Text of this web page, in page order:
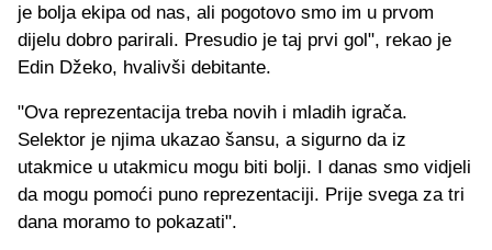
je bolja ekipa od nas, ali pogotovo smo im u prvom
dijelu dobro parirali. Presudio je taj prvi gol", rekao je
Edin Džeko, hvalivši debitante.
"Ova reprezentacija treba novih i mladih igrača.
Selektor je njima ukazao šansu, a sigurno da iz
utakmice u utakmicu mogu biti bolji. I danas smo vidjeli
da mogu pomoći puno reprezentaciji. Prije svega za tri
dana moramo to pokazati".